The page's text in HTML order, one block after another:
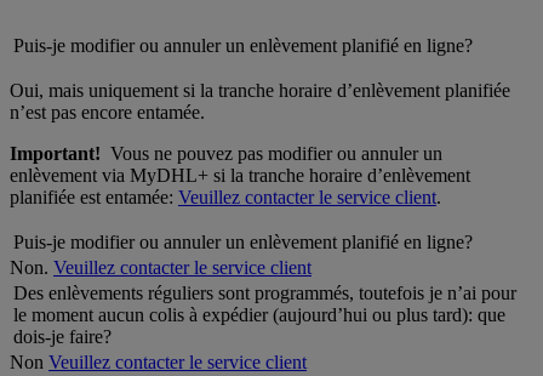
Puis-je modifier ou annuler un enlèvement planifié en ligne?
Oui, mais uniquement si la tranche horaire d’enlèvement planifiée
n’est pas encore entamée.
Important! Vous ne pouvez pas modifier ou annuler un
enlèvement via MyDHL+ si la tranche horaire d’enlèvement
planifiée est entamée: Veuillez contacter le service client.
Puis-je modifier ou annuler un enlèvement planifié en ligne?
Non. Veuillez contacter le service client
Des enlèvements réguliers sont programmés, toutefois je n’ai pour
le moment aucun colis à expédier (aujourd’hui ou plus tard): que
dois-je faire?
Non Veuillez contacter le service client